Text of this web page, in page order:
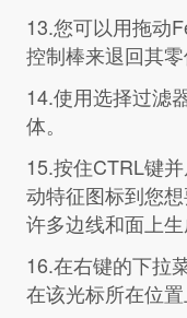
13.您可以用拖动
控制棒来退回其零
14.使用选择过滤
体。
15.按住CTRL键
动特征图标到您
许多边线和面上生
16.在右键的下拉
在该光标所在位置